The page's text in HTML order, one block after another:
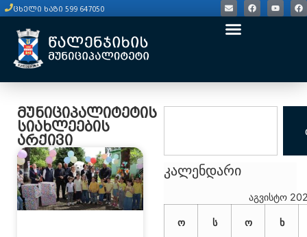
ცხელი ხაზი 599 647050
კალენდარი
აგვისტო
ო ს ო ხ
მუნიციპალიტეტის
სიახლეების
არქივი